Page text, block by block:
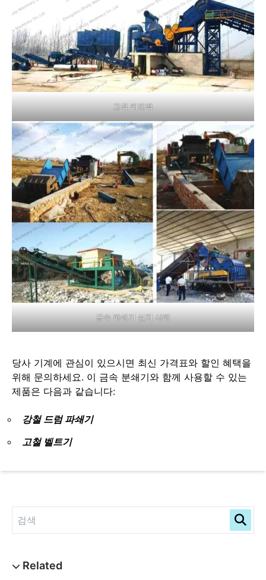
고객 피드백
금속 파쇄기 설치 사례
당사 기계에 관심이 있으시면 최신 가격표와 할인 혜택을
위해 문의하세요. 이 금속 분쇄기와 함께 사용할 수 있는
제품은 다음과 같습니다:
강철 드럼 파쇄기
고철 벨트기